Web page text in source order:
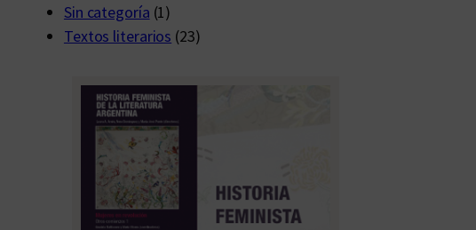
Sin categoría (1)
Textos literarios (23)